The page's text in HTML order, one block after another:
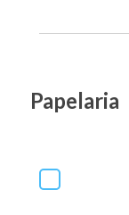
Papelaria